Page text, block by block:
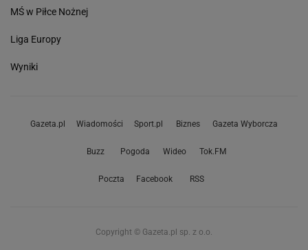
MŚ w Piłce Nożnej
Liga Europy
Wyniki
Gazeta.pl Wiadomości Sport.pl Biznes Gazeta Wyborcza
Buzz Pogoda Wideo Tok.FM
Poczta Facebook RSS
Copyright © Gazeta.pl sp. z o.o.